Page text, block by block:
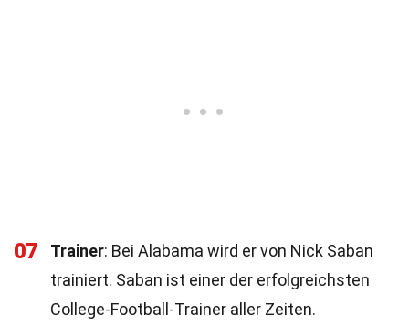
07 Trainer: Bei Alabama wird er von Nick Saban
trainiert. Saban ist einer der erfolgreichsten
College-Football-Trainer aller Zeiten.